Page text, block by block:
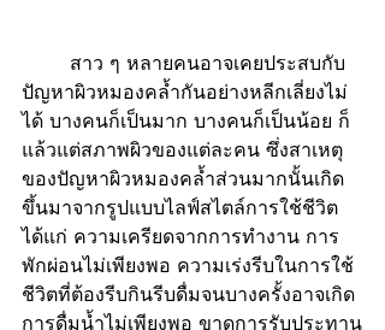
ปัญหาผิวหมองคล้ำกันอย่างหลีกเลี่ยงไม่
ได้ บางคนก็เป็นมาก บางคนก็เป็นน้อย ก็
แล้วแต่สภาพผิวของแต่ละคน ซึ่งสาเหตุ
ของปัญหาผิวหมองคล้ำส่วนมากนั้นเกิด
ขึ้นมาจากรูปแบบไลฟ์สไตล์การใช้ชีวิต
ได้แก่ ความเครียดจากการทำงาน การ
พักผ่อนไม่เพียงพอ ความเร่งรีบในการใช้
ชีวิตที่ต้องรีบกินรีบดื่มจนบางครั้งอาจเกิด
การดื่มน้ำไม่เพียงพอ ขาดการรับประทาน